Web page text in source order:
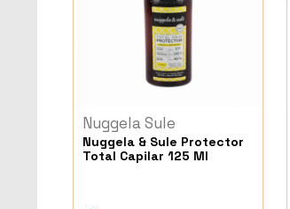
Nuggela Sule
Nuggela & Sule Protector
Total Capilar 125 Ml